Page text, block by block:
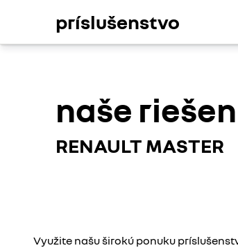
príslušenstvo
naše
RENAULT MASTER
Využite našu širokú ponuku